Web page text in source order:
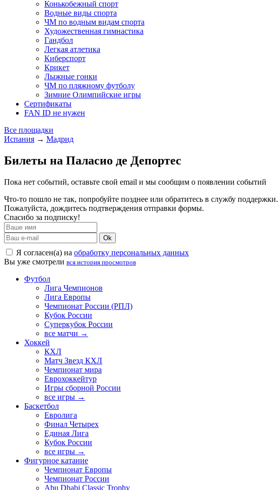
Конькобежный спорт
Водные виды спорта
ЧМ по водным видам спорта
Художественная гимнастика
Гандбол
Легкая атлетика
Киберспорт
Крикет
Лыжные гонки
ЧМ по пляжному футболу
Зимние Олимпийские игры
Сертификаты
FAN ID не нужен
Все площадки
Испания → Мадрид
Билеты на Паласио де Депортес
Пока нет событий, оставьте свой email и мы сообщим о появлении событий
Что-то пошло не так, попробуйте позднее или обратитесь в службу поддержки.
Пожалуйста, дождитесь подтверждения отправки формы.
Спасибо за подписку!
Ok
Я согласен(а) на обработку персональных данных
Вы уже смотрели вся история просмотров
Футбол
Лига Чемпионов
Лига Европы
Чемпионат России (РПЛ)
Кубок России
Суперкубок России
все матчи →
Хоккей
КХЛ
Матч Звезд КХЛ
Чемпионат мира
Еврохоккейтур
Игры сборной России
все игры →
Баскетбол
Евролига
Финал Четырех
Единая Лига
Кубок России
все игры →
Фигурное катание
Чемпионат Европы
Чемпионат России
Abu Dhabi Classic Trophy